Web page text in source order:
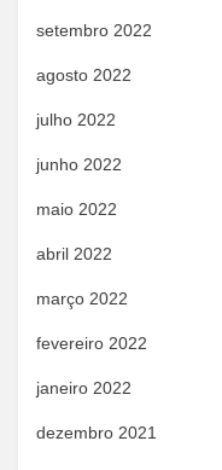
setembro 2022
agosto 2022
julho 2022
junho 2022
maio 2022
abril 2022
março 2022
fevereiro 2022
janeiro 2022
dezembro 2021